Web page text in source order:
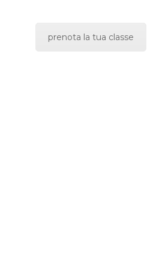
prenota la tua classe